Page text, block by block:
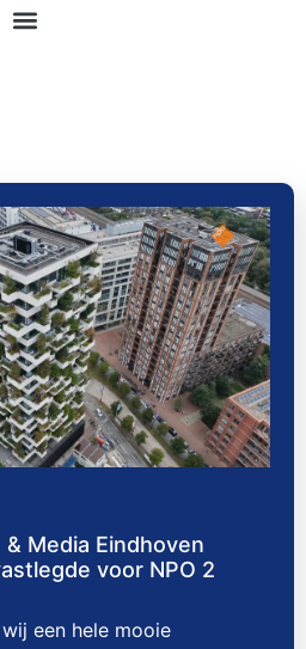
Media Eindhoven
voor NPO 2
een hele mooie